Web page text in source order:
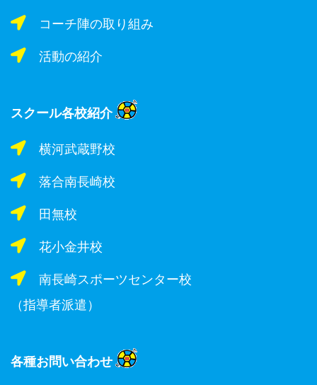
コーチ陣の取り組み
活動の紹介
スクール各校紹介
横河武蔵野校
落合南長崎校
田無校
花小金井校
南長崎スポーツセンター校
（指導者派遣）
各種お問い合わせ